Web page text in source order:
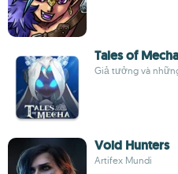
Tales of
Giả tưởng và
Void Hunters
Artifex Mundi